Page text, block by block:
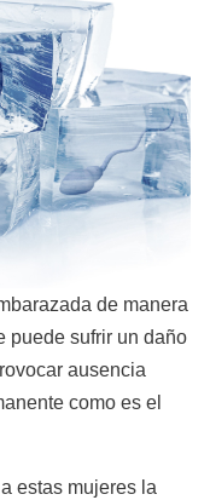
de manera
puede sufrir un daño
ausencia
como es el
estas mujeres la